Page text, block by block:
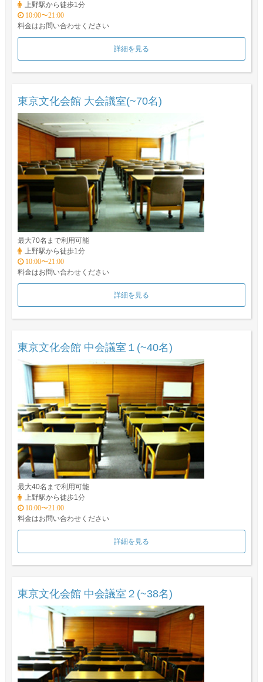
上野駅から徒歩1分
10:00〜21:00
料金はお問い合わせください
詳細を見る
東京文化会館 大会議室(~70名)
最大70名まで利用可能
上野駅から徒歩1分
10:00〜21:00
料金はお問い合わせください
詳細を見る
東京文化会館 中会議室１(~40名)
最大40名まで利用可能
上野駅から徒歩1分
10:00〜21:00
料金はお問い合わせください
詳細を見る
東京文化会館 中会議室２(~38名)